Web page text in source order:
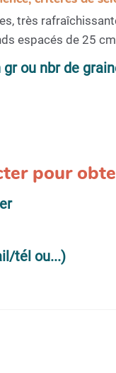
très
espacés de 25
ou nbr de
pour
tél ou...)